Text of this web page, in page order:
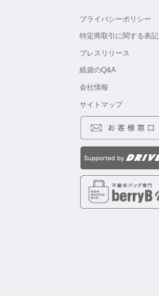
プライバシーポリシー
特定商取引に関する表記
プレスリリース
紙袋のQ&A
会社情報
サイトマップ